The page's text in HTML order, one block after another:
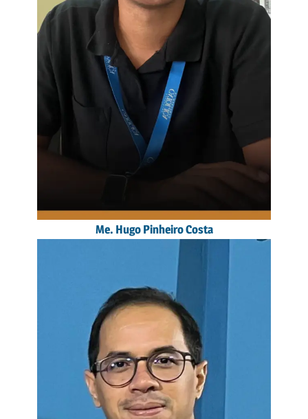
Me. Hugo Pinheiro Costa